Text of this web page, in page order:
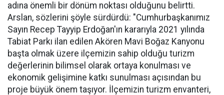
adına önemli bir dönüm noktası olduğunu belirtti.
Arslan, sözlerini şöyle sürdürdü: "Cumhurbaşkanımız
Sayın Recep Tayyip Erdoğan'ın kararıyla 2021 yılında
Tabiat Parkı ilan edilen Akören Mavi Boğaz Kanyonu
başta olmak üzere ilçemizin sahip olduğu turizm
değerlerinin bilimsel olarak ortaya konulması ve
ekonomik gelişimine katkı sunulması açısından bu
proje büyük önem taşıyor. İlçemizin turizm envanteri,